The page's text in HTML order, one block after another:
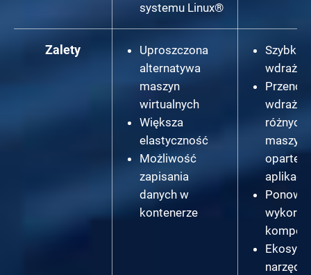
systemu Linux®
Zalety
Uproszczona
alternatywa
maszyn
wirtualnych
Większa
elastyczność
Możliwość
zapisania
danych w
kontenerze
Szybkie
różnych
oparte
aplikacji
narzędzi